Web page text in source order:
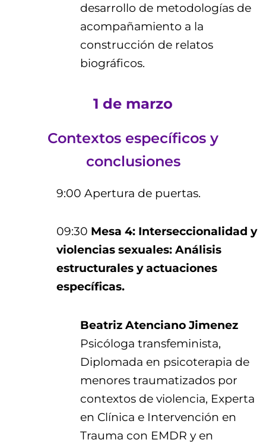
desarrollo de metodologías de
acompañamiento a la
construcción de relatos
biográficos.
1 de marzo
Contextos específicos y
conclusiones
9:00 Apertura de puertas.
09:30 Mesa 4: Interseccionalidad y
violencias sexuales: Análisis
estructurales y actuaciones
específicas.
Beatriz Atenciano Jimenez
Psicóloga transfeminista,
Diplomada en psicoterapia de
menores traumatizados por
contextos de violencia, Experta
en Clínica e Intervención en
Trauma con EMDR y en